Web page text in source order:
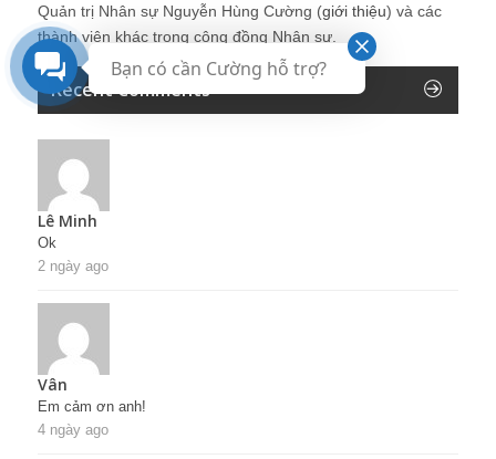
Quản trị Nhân sự Nguyễn Hùng Cường (giới thiệu) và các
thành viên khác trong cộng đồng Nhân sự.
Recent Comments
Lê Minh
Ok
2 ngày ago
Vân
Em cảm ơn anh!
4 ngày ago
Bạn có cần Cường hỗ trợ?